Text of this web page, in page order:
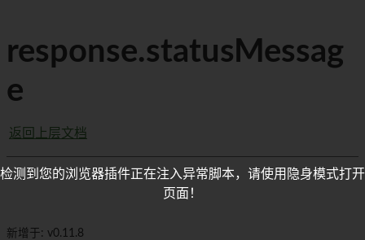
response.statusMessag
e
返回上层文档
新增于: v0.11.8
检测到您的浏览器插件正在注入异常脚本，请使用隐身模式打开
页面！